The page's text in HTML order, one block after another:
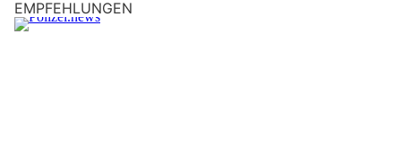
Velbert, Nordrhein-Westfalen: Mehrere